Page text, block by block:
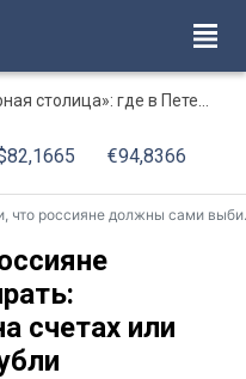
будут перекрыты дороги 9 августа
€94,8366
сами выбирать: оставлять валюту на счетах или конвертировать в рубли
счетах или